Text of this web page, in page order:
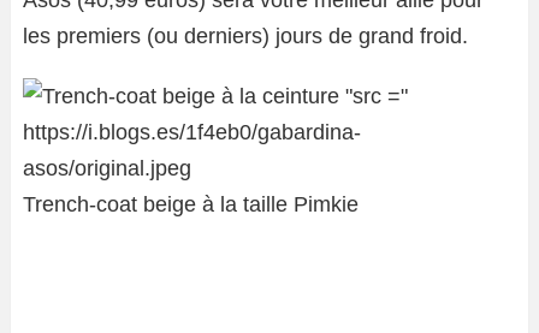
les premiers (ou derniers) jours de grand froid.
Trench-coat beige à la taille Pimkie